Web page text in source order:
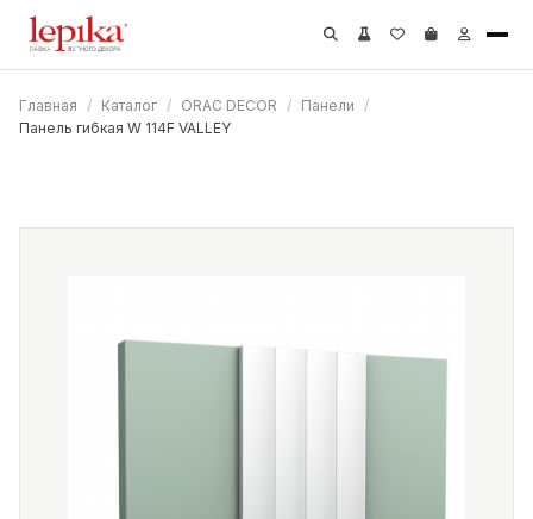
Главная / Каталог / ORAC DECOR / Панели /
Панель гибкая W 114F VALLEY